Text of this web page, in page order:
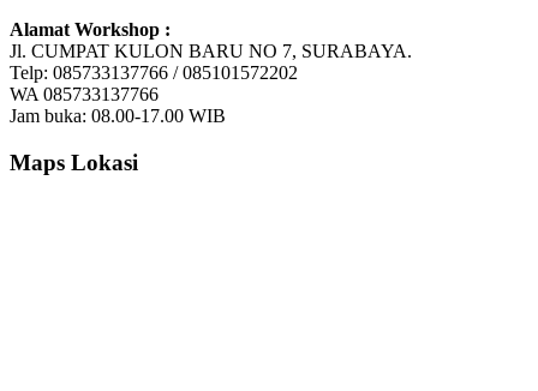
Alamat Workshop :
Jl. CUMPAT KULON BARU NO 7, SURABAYA.
Telp: 085733137766 / 085101572202
WA 085733137766
Jam buka: 08.00-17.00 WIB
Maps Lokasi